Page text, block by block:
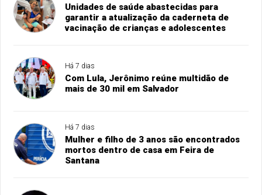
Unidades de saúde abastecidas para
garantir a atualização da caderneta de
vacinação de crianças e adolescentes
Há 7 dias
Com Lula, Jerônimo reúne multidão de
mais de 30 mil em Salvador
Há 7 dias
Mulher e filho de 3 anos são encontrados
mortos dentro de casa em Feira de
Santana